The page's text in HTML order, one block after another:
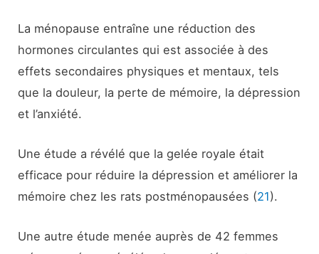
La ménopause entraîne une réduction des
hormones circulantes qui est associée à des
effets secondaires physiques et mentaux, tels
que la douleur, la perte de mémoire, la dépression
et l’anxiété.
Une étude a révélé que la gelée royale était
efficace pour réduire la dépression et améliorer la
mémoire chez les rats postménopausées (21).
Une autre étude menée auprès de 42 femmes